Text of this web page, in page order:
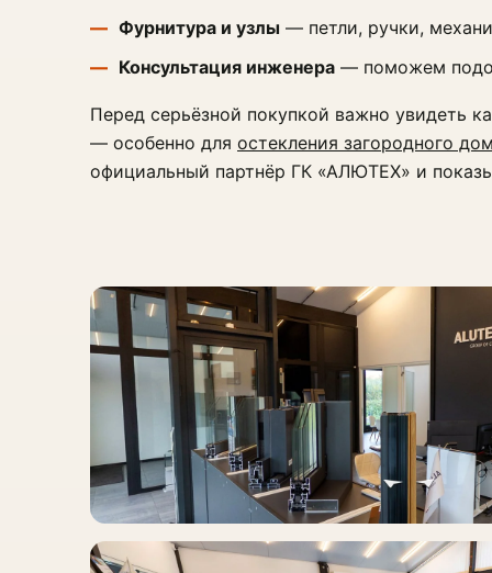
Фурнитура и узлы — петли, ручки,
Консультация инженера — поможем
Перед серьёзной покупкой важно увидеть
— особенно для остекления загородного
официальный партнёр ГК «АЛЮТЕХ» и